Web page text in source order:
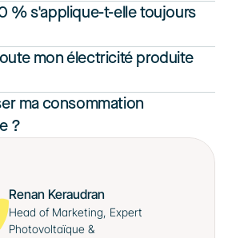
% s'applique-t-elle toujours
mon électricité produite
ma consommation
?
Renan Keraudran
Head of Marketing, Expert
Photovoltaïque &